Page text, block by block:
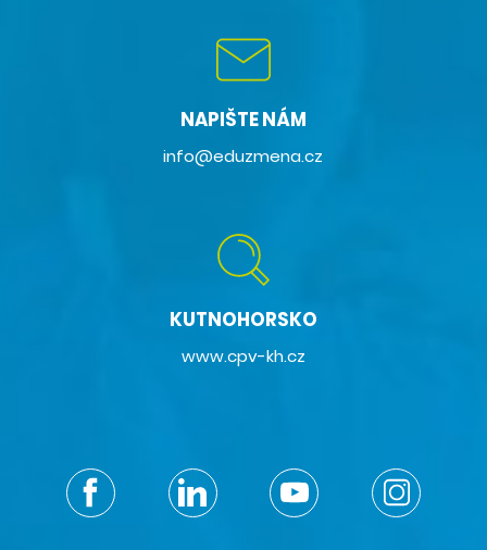
NAPIŠTE NÁM
info@eduzmena.cz
KUTNOHORSKO
www.cpv-kh.cz